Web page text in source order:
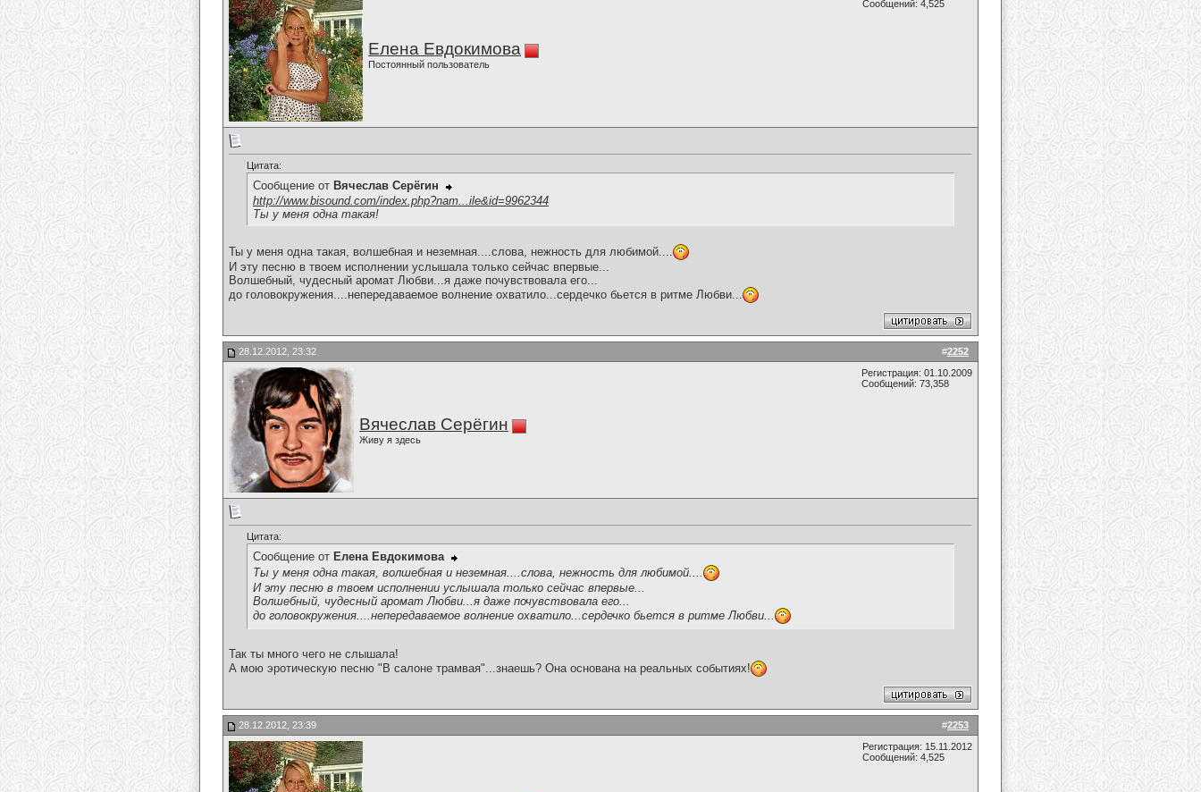
Елена Евдокимова
Постоянный пользователь
Сообщений: 4,525
Цитата:
Сообщение от Вячеслав Серёгин
http://www.bisound.com/index.php?nam...ile&id=9962344
Ты у меня одна такая!
Ты у меня одна такая, волшебная и неземная....слова, нежность для любимой....
И эту песню в твоем исполнении услышала только сейчас впервые...
Волшебный, чудесный аромат Любви...я даже почувствовала его...
до головокружения....непередаваемое волнение охватило...сердечко бьется в ритме Любви...
#2252
28.12.2012, 23:32
Вячеслав Серёгин
Живу я здесь
Регистрация: 01.10.2009
Сообщений: 73,358
Цитата:
Сообщение от Елена Евдокимова
Ты у меня одна такая, волшебная и неземная....слова, нежность для любимой....
И эту песню в твоем исполнении услышала только сейчас впервые...
Волшебный, чудесный аромат Любви...я даже почувствовала его...
до головокружения....непередаваемое волнение охватило...сердечко бьется в ритме Любви...
Так ты много чего не слышала!
А мою эротическую песню "В салоне трамвая"...знаешь? Она основана на реальных событиях!
#2253
28.12.2012, 23:39
Регистрация: 15.11.2012
Сообщений: 4,525